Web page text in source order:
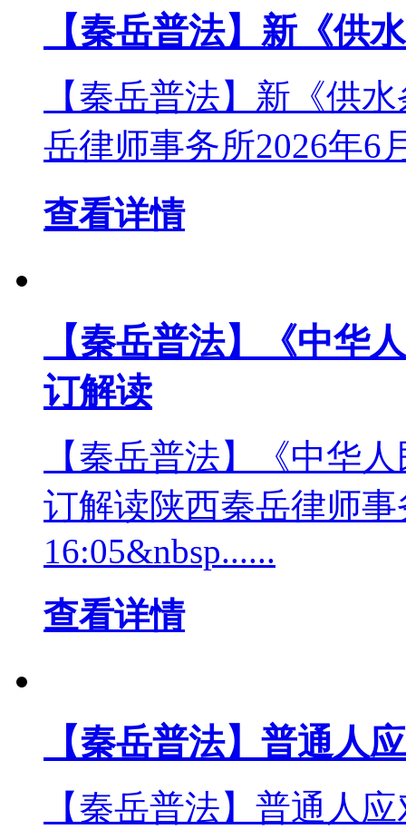
【秦岳普法】新《供
【秦岳普法】新《供
岳律师事务所2026年6
查看详情
【秦岳普法】《中华
订解读
【秦岳普法】《中华
订解读陕西秦岳律师事
16:05&nbsp......
查看详情
【秦岳普法】普通人
【秦岳普法】普通人